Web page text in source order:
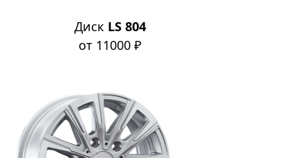
Диск LS 804
от 11000 ₽